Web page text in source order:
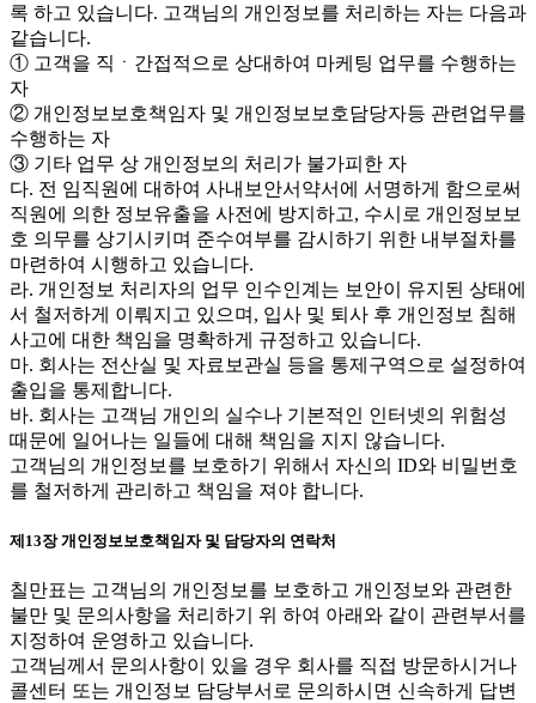
록 하고 있습니다. 고객님의 개인정보를 처리하는 자는 다음과
같습니다.
① 고객을 직ㆍ간접적으로 상대하여 마케팅 업무를 수행하는
자
② 개인정보보호책임자 및 개인정보보호담당자등 관련업무를
수행하는 자
③ 기타 업무 상 개인정보의 처리가 불가피한 자
다. 전 임직원에 대하여 사내보안서약서에 서명하게 함으로써
직원에 의한 정보유출을 사전에 방지하고, 수시로 개인정보보
호 의무를 상기시키며 준수여부를 감시하기 위한 내부절차를
마련하여 시행하고 있습니다.
라. 개인정보 처리자의 업무 인수인계는 보안이 유지된 상태에
서 철저하게 이뤄지고 있으며, 입사 및 퇴사 후 개인정보 침해
사고에 대한 책임을 명확하게 규정하고 있습니다.
마. 회사는 전산실 및 자료보관실 등을 통제구역으로 설정하여
출입을 통제합니다.
바. 회사는 고객님 개인의 실수나 기본적인 인터넷의 위험성
때문에 일어나는 일들에 대해 책임을 지지 않습니다.
고객님의 개인정보를 보호하기 위해서 자신의 ID와 비밀번호
를 철저하게 관리하고 책임을 져야 합니다.
제13장 개인정보보호책임자 및 담당자의 연락처
칠만표는 고객님의 개인정보를 보호하고 개인정보와 관련한
불만 및 문의사항을 처리하기 위 하여 아래와 같이 관련부서를
지정하여 운영하고 있습니다.
고객님께서 문의사항이 있을 경우 회사를 직접 방문하시거나
콜센터 또는 개인정보 담당부서로 문의하시면 신속하게 답변